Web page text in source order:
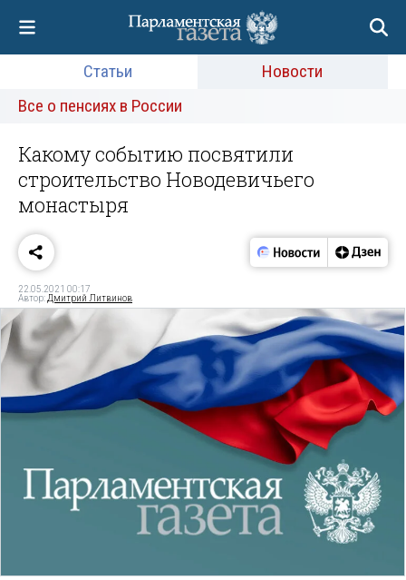
Статьи
Новости
Все о пенсиях в России
Какому событию посвятили
строительство Новодевичьего
монастыря
22.05.2021 00:17
Автор: Дмитрий Литвинов